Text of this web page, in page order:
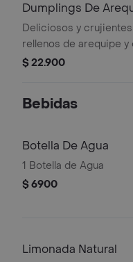
Dumplings De
Deliciosos y
rellenos de arequipe y
acompañados con
$ 22.900
Bebidas
Botella De Agua
1 Botella de Agua
$ 6900
Limonada Natural